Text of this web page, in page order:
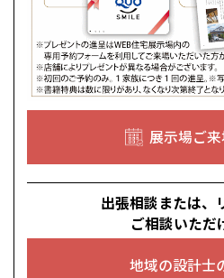
展示場ご
出張相談または、
ご相談いただ
地域の設計士